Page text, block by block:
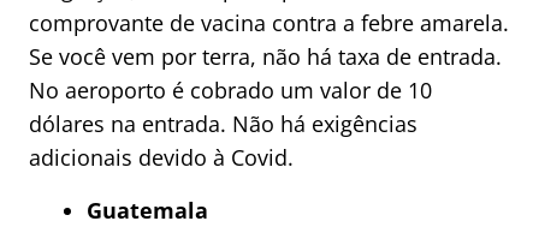
comprovante de vacina contra a febre amarela.
Se você vem por terra, não há taxa de entrada.
No aeroporto é cobrado um valor de 10
dólares na entrada. Não há exigências
adicionais devido à Covid.
Guatemala